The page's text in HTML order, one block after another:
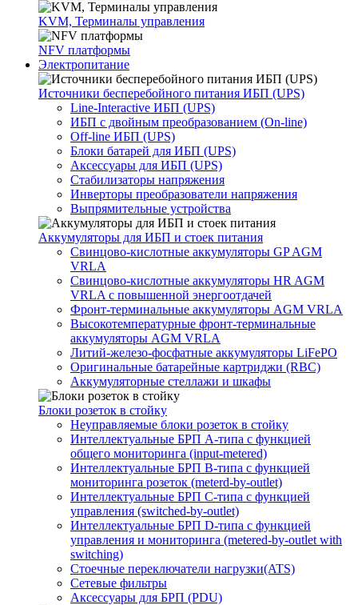
KVM, Терминалы управления
NFV платформы
Электропитание
Источники бесперебойного питания ИБП (UPS)
Line-Interactive ИБП (UPS)
ИБП с двойным преобразованием (On-line)
Off-line ИБП (UPS)
Блоки батарей для ИБП (UPS)
Аксессуары для ИБП (UPS)
Стабилизаторы напряжения
Инверторы преобразователи напряжения
Выпрямительные устройства
Аккумуляторы для ИБП и стоек питания
Свинцово-кислотные аккумуляторы GP AGM
VRLA
Свинцово-кислотные аккумуляторы HR AGM
VRLA с повышенной энергоотдачей
Фронт-терминальные аккумуляторы AGM VRLA
Высокотемпературные фронт-терминальные
аккумуляторы AGM VRLA
Литий-железо-фосфатные аккумуляторы LiFePO
Оригинальные батарейные картриджи (RBC)
Аккумуляторные стеллажи и шкафы
Блоки розеток в стойку
Неуправляемые блоки розеток в стойку
Интеллектуальные БРП А-типа с функцией
общего мониторинга (input-metered)
Интеллектуальные БРП B-типа с функцией
мониторинга розеток (meterd-by-outlet)
Интеллектуальные БРП C-типа с функцией
управления (switched-by-outlet)
Интеллектуальные БРП D-типа с функцией
управления и мониторинга (metered-by-outlet with
switching)
Стоечные переключатели нагрузки(ATS)
Сетевые фильтры
Аксессуары для БРП (PDU)